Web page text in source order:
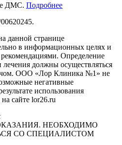
ДМС. Подробнее
данной странице
в информационных целях и
Определение
должны осуществляться
ООО «Лор Клиника №1» не
негативные
использования
сайте lor26.ru
НЕОБХОДИМО
СО СПЕЦИАЛИСТОМ